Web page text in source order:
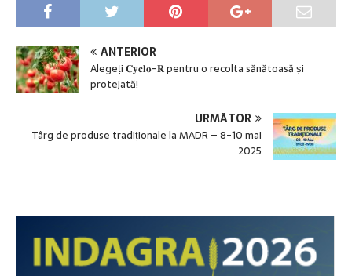
ANTERIOR
Alegeți 𝐂𝐲𝐜𝐥𝐨-𝐑 pentru o recolta sănătoasă și
protejată!
URMĂTOR
Târg de produse tradiționale la MADR – 8-10 mai
2025